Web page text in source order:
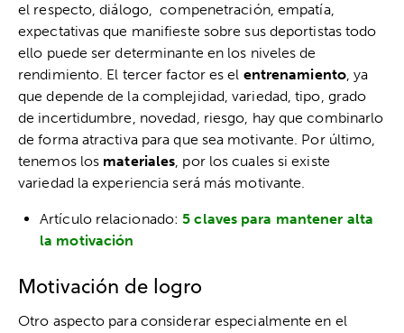
el respecto, diálogo, compenetración, empatía,
expectativas que manifieste sobre sus deportistas todo
ello puede ser determinante en los niveles de
rendimiento. El tercer factor es el entrenamiento, ya
que depende de la complejidad, variedad, tipo, grado
de incertidumbre, novedad, riesgo, hay que combinarlo
de forma atractiva para que sea motivante. Por último,
tenemos los materiales, por los cuales si existe
variedad la experiencia será más motivante.
Artículo relacionado:5 claves para mantener alta
la motivación
Motivación de logro
Otro aspecto para considerar especialmente en el